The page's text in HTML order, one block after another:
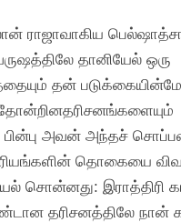
ராஜாவாகிய
தானியேல் ஒரு
தன்
அவன் அந்தச்
தொகையை
சொன்னது: இராத்திரி
தரிசனத்திலே நான்